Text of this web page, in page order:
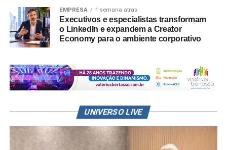
EMPRESA 1 semana atrás
Executivos e especialistas transformam
o LinkedIn e expandem a Creator
Economy para o ambiente corporativo
UNIVERSO LIVE